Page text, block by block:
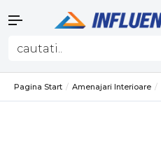
Pagina Start Amenajari Interioare